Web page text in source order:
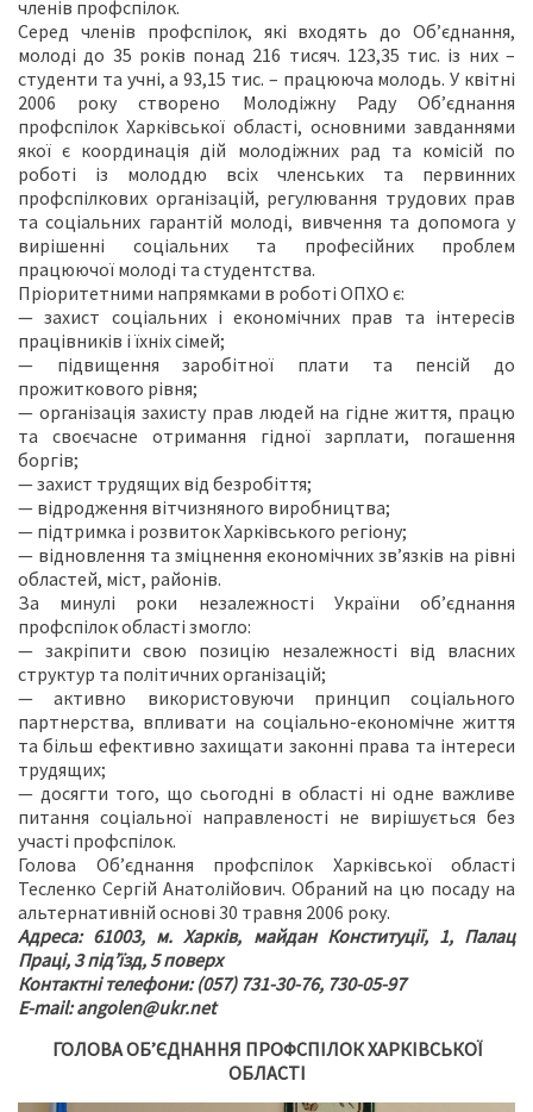
членів профспілок.
Серед членів профспілок, які входять до Об’єднання,
молоді до 35 років понад 216 тисяч. 123,35 тис. із них –
студенти та учні, а 93,15 тис. – працююча молодь. У квітні
2006 року створено Молодіжну Раду Об’єднання
профспілок Харківської області, основними завданнями
якої є координація дій молодіжних рад та комісій по
роботі із молоддю всіх членських та первинних
профспілкових організацій, регулювання трудових прав
та соціальних гарантій молоді, вивчення та допомога у
вирішенні соціальних та професійних проблем
працюючої молоді та студентства.
Пріоритетними напрямками в роботі ОПХО є:
— захист соціальних і економічних прав та інтересів
працівників і їхніх сімей;
— підвищення заробітної плати та пенсій до
прожиткового рівня;
— організація захисту прав людей на гідне життя, працю
та своєчасне отримання гідної зарплати, погашення
боргів;
— захист трудящих від безробіття;
— відродження вітчизняного виробництва;
— підтримка і розвиток Харківського регіону;
— відновлення та зміцнення економічних зв’язків на рівні
областей, міст, районів.
За минулі роки незалежності України об’єднання
профспілок області змогло:
— закріпити свою позицію незалежності від власних
структур та політичних організацій;
— активно використовуючи принцип соціального
партнерства, впливати на соціально-економічне життя
та більш ефективно захищати законні права та інтереси
трудящих;
— досягти того, що сьогодні в області ні одне важливе
питання соціальної направленості не вирішується без
участі профспілок.
Голова Об’єднання профспілок Харківської області
Тесленко Сергій Анатолійович. Обраний на цю посаду на
альтернативній основі 30 травня 2006 року.
Адреса: 61003, м. Харків, майдан Конституції, 1, Палац
Праці, 3 під’їзд, 5 поверх
Контактні телефони: (057) 731-30-76, 730-05-97
Е-mail: angolen@ukr.net
ГОЛОВА ОБ’ЄДНАННЯ ПРОФСПІЛОК ХАРКІВСЬКОЇ
ОБЛАСТІ